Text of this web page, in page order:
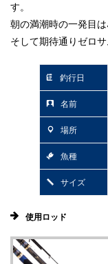
す。
朝の満潮時の一発目
そして期待通りゼロ
釣行日
名前
場所
魚種
サイズ
使用ロッド